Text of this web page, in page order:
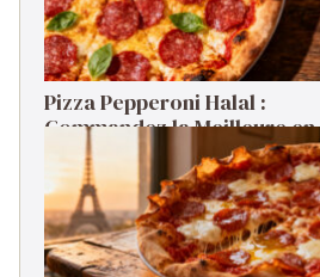
Pizza Pepperoni Halal :
Commandez la Meilleure en
Livraison